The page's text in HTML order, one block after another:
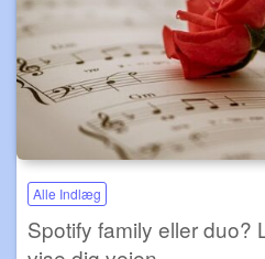
Alle Indlæg
Spotify family eller duo?